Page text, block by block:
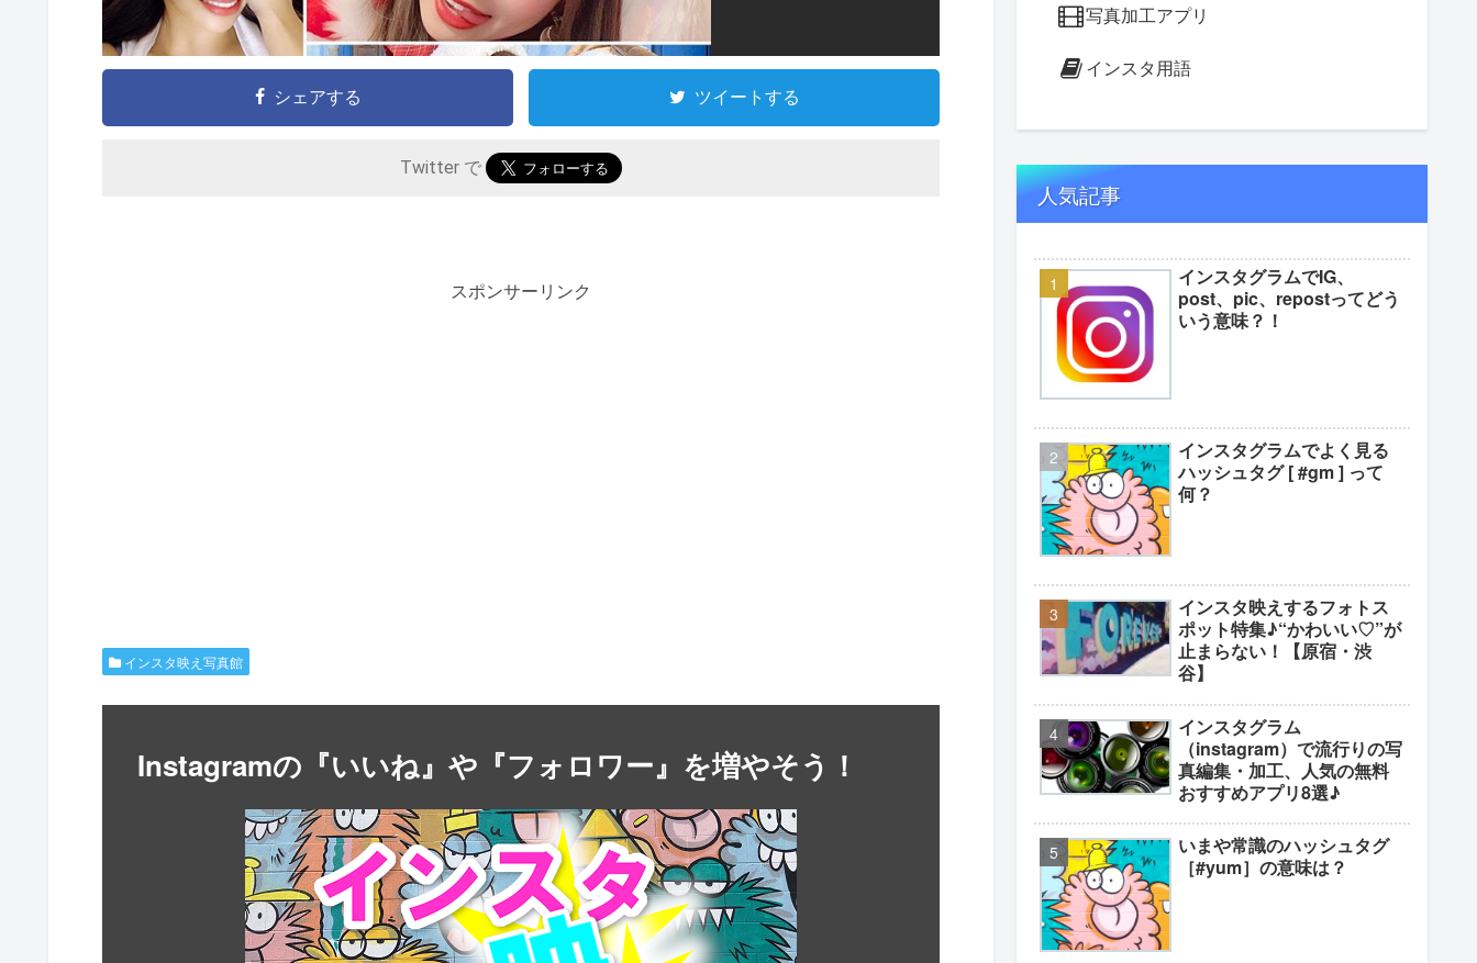
シェアする ツイートする
Twitter で
スポンサーリンク
インスタ映え写真館
Instagramの『いいね』や『フォロワー』を増やそう！
写真加工アプリ
インスタ用語
人気記事
インスタグラムでIG、
post、pic、repostってどう
いう意味？！
インスタグラムでよく見る
ハッシュタグ [ #gm ] って
何？
インスタ映えするフォトス
ポット特集♪“かわいい♡”が
止まらない！【原宿・渋
谷】
インスタグラム
（instagram）で流行りの写
真編集・加工、人気の無料
おすすめアプリ8選♪
いまや常識のハッシュタグ
［#yum］の意味は？